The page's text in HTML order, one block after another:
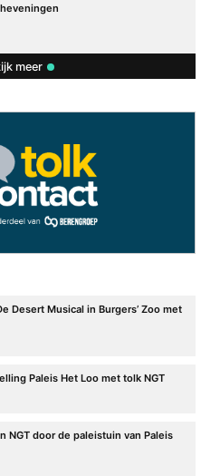
meer
Desert Musical in Burgers’ Zoo met
Paleis Het Loo met tolk NGT
NGT door de paleistuin van Paleis